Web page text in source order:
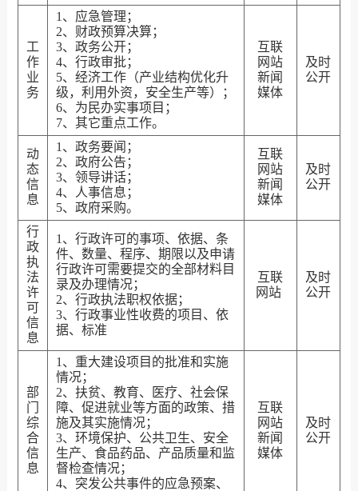
工
作
业
务
1、应急管理；
2、财政预算决算；
3、政务公开；
4、行政审批；
5、经济工作（产业结构优化升
级，利用外资，安全生产等）；
6、为民办实事项目；
7、其它重点工作。
互联
网站
新闻
媒体
及时
公开
动
态
信
息
1、政务要闻；
2、政府公告；
3、领导讲话；
4、人事信息；
5、政府采购。
互联
网站
新闻
媒体
及时
公开
行
政
执
法
许
可
信
息
1、行政许可的事项、依据、条
件、数量、程序、期限以及申请
行政许可需要提交的全部材料目
录及办理情况；
2、行政执法职权依据；
3、行政事业性收费的项目、依
据、标准
互联
网站
及时
公开
部
门
综
合
信
息
1、重大建设项目的批准和实施
情况；
2、扶贫、教育、医疗、社会保
障、促进就业等方面的政策、措
施及其实施情况；
3、环境保护、公共卫生、安全
生产、食品药品、产品质量和监
督检查情况；
4、突发公共事件的应急预案、
互联
网站
新闻
媒体
及时
公开